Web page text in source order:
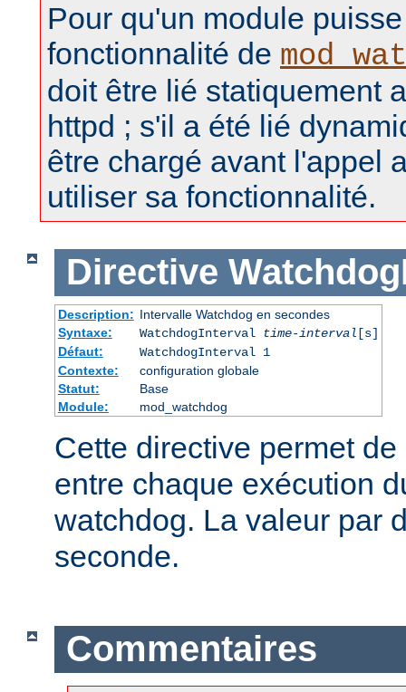
Pour qu'un module
fonctionnalité de
doit être lié statiquement
httpd ; s'il a été lié
être chargé avant l'appel
utiliser sa fonctionnalité.
Directive
Description: Intervalle Watchdog en secondes
Syntaxe:
WatchdogInterval time-interval [s]
Défaut:
WatchdogInterval 1
Contexte:
configuration globale
Statut:
Base
Module:
mod_watchdog
Cette directive permet
entre chaque exécution
watchdog. La valeur par
seconde.
Commentaires